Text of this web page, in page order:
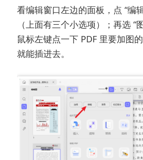
看编辑窗口左边的面板，点 “编
（上面有三个小选项）；再选 “
鼠标左键点一下 PDF 里要加图
就能插进去。